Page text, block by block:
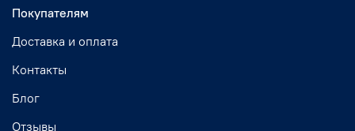
Покупателям
Доставка и оплата
Контакты
Блог
Отзывы